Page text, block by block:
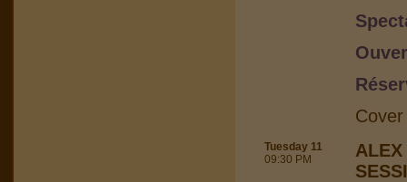
Tuesday 11
09:30 PM